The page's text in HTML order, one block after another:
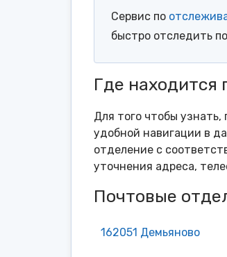
Сервис по
быстро отследить
Где находится
Для того чтобы
удобной навигации в
отделение с
уточнения адреса,
Почтовые
162051 Демьяново